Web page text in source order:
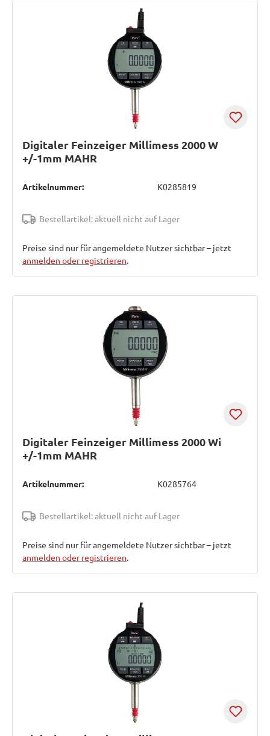
Digitaler Feinzeiger Millimess 2000 W
+/-1mm MAHR
Artikelnummer: K0285819
Bestellartikel: aktuell nicht auf Lager
Preise sind nur für angemeldete Nutzer sichtbar – jetzt
anmelden oder registrieren.
Digitaler Feinzeiger Millimess 2000 Wi
+/-1mm MAHR
Artikelnummer: K0285764
Bestellartikel: aktuell nicht auf Lager
Preise sind nur für angemeldete Nutzer sichtbar – jetzt
anmelden oder registrieren.